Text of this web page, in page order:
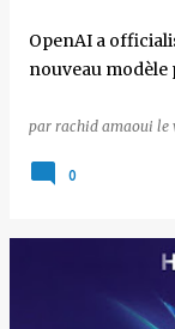
OpenAI a
nouveau
par rachid amaoui le
0